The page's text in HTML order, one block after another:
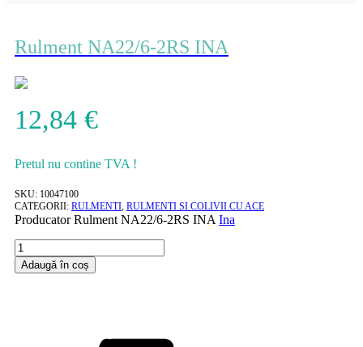
Rulment NA22/6-2RS INA
12,84 €
Pretul nu contine TVA !
SKU: 10047100
CATEGORII: RULMENTI RULMENTI SI COLIVII CU ACE
ProducatorRulment NA22/6-2RS INA Ina
Cantitate
Rulment
NA22/6-
Adaugă în coș